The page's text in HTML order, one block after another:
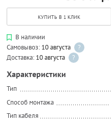
КУПИТЬ В 1 КЛИК
В наличии
Самовывоз: 10 августа
?
Доставка: 10 августа ?
Характеристики
Тип
Способ монтажа
Тип кабеля